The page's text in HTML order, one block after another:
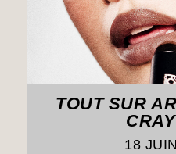
TOUT SUR
18